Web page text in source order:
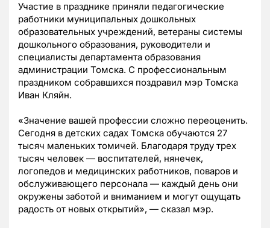
Участие в празднике приняли педагогические
работники муниципальных дошкольных
образовательных учреждений, ветераны системы
дошкольного образования, руководители и
специалисты департамента образования
администрации Томска. С профессиональным
праздником собравшихся поздравил мэр Томска
Иван Кляйн.
«Значение вашей профессии сложно переоценить.
Сегодня в детских садах Томска обучаются 27
тысяч маленьких томичей. Благодаря труду трех
тысяч человек — воспитателей, нянечек,
логопедов и медицинских работников, поваров и
обслуживающего персонала — каждый день они
окружены заботой и вниманием и могут ощущать
радость от новых открытий», — сказал мэр.